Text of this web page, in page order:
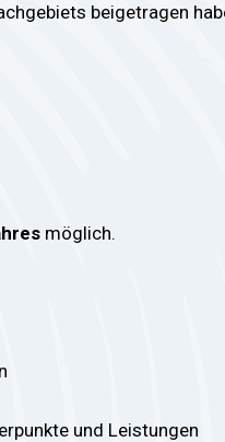
beigetragen
möglich.
und Leistungen